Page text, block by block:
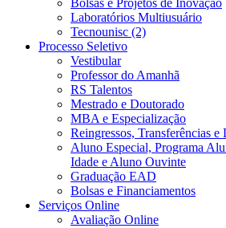
Laboratórios Multiusuário
Tecnounisc (2)
Processo Seletivo
Vestibular
Professor do Amanhã
RS Talentos
Mestrado e Doutorado
MBA e Especialização
Reingressos, Transferências e
Aluno Especial, Programa
Idade e Aluno Ouvinte
Graduação EAD
Bolsas e Financiamentos
Serviços Online
Avaliação Online